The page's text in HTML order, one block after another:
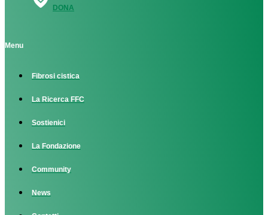
DONA
Menu
Fibrosi cistica
La Ricerca FFC
Sostienici
La Fondazione
Community
News